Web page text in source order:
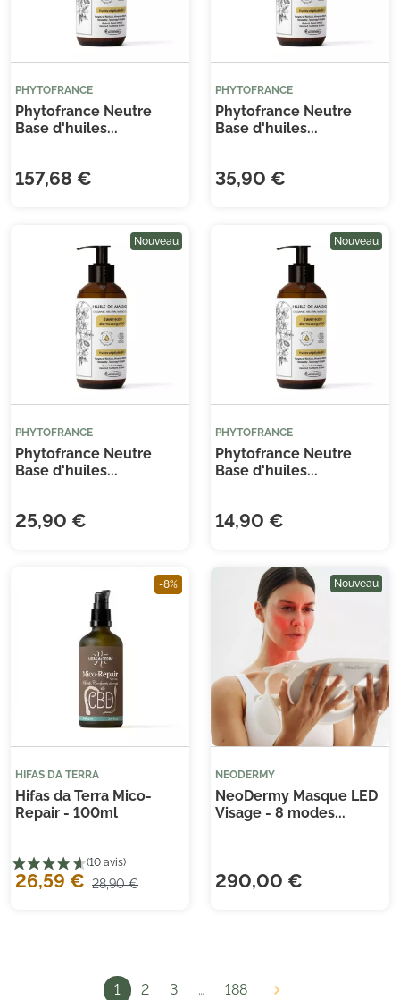
PHYTOFRANCE
Phytofrance Neutre
Base d'huiles...
157,68 €
PHYTOFRANCE
Phytofrance Neutre
Base d'huiles...
35,90 €
Nouveau
PHYTOFRANCE
Phytofrance Neutre
Base d'huiles...
25,90 €
Nouveau
PHYTOFRANCE
Phytofrance Neutre
Base d'huiles...
14,90 €
-8%
HIFAS DA TERRA
Hifas da Terra Mico-
Repair - 100ml
26,59 € 28,90 €
Nouveau
NEODERMY
NeoDermy Masque LED
Visage - 8 modes...
290,00 €
1 2 3 … 188 